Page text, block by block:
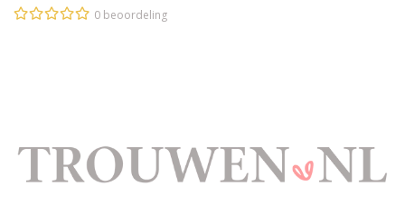
0 beoordeling